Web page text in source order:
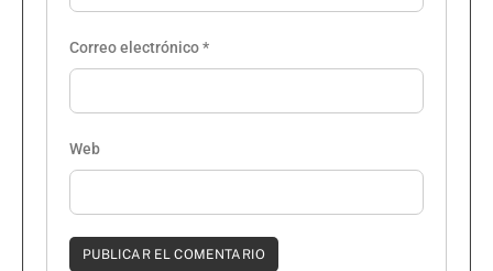
Correo electrónico*
Web